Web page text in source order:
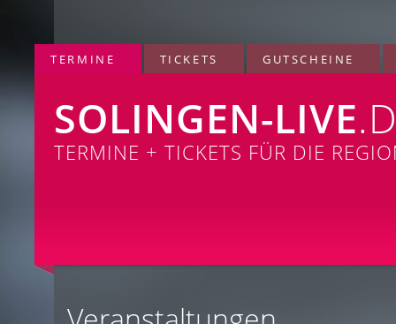
TERMINE TICKETS GUTSCHEINE
SOLINGEN-LIVE
TERMINE + TICKETS FÜR DIE